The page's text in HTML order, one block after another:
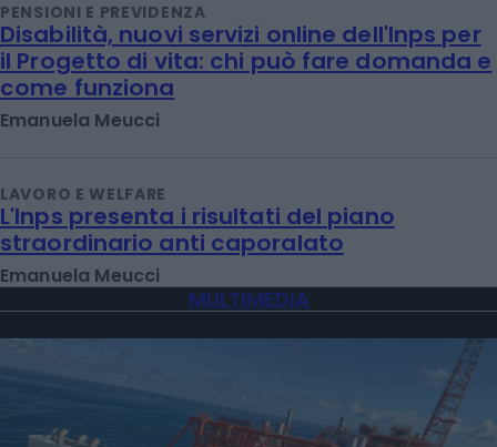
PENSIONI E PREVIDENZA
Disabilità, nuovi servizi online dell'Inps per
il Progetto di vita: chi può fare domanda e
come funziona
Emanuela Meucci
LAVORO E WELFARE
L'Inps presenta i risultati del piano
straordinario anti caporalato
Emanuela Meucci
MULTIMEDIA